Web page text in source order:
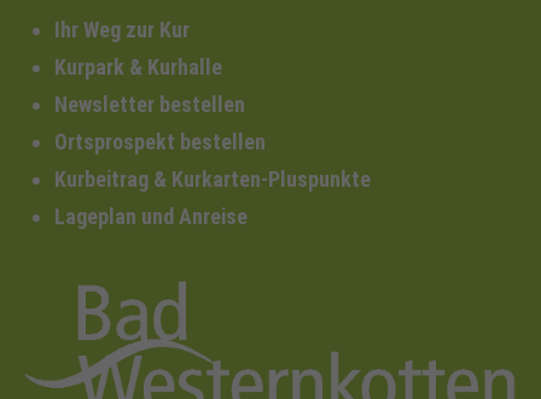
Ihr Weg zur Kur
Kurpark & Kurhalle
Newsletter bestellen
Ortsprospekt bestellen
Kurbeitrag & Kurkarten-Pluspunkte
Lageplan und Anreise